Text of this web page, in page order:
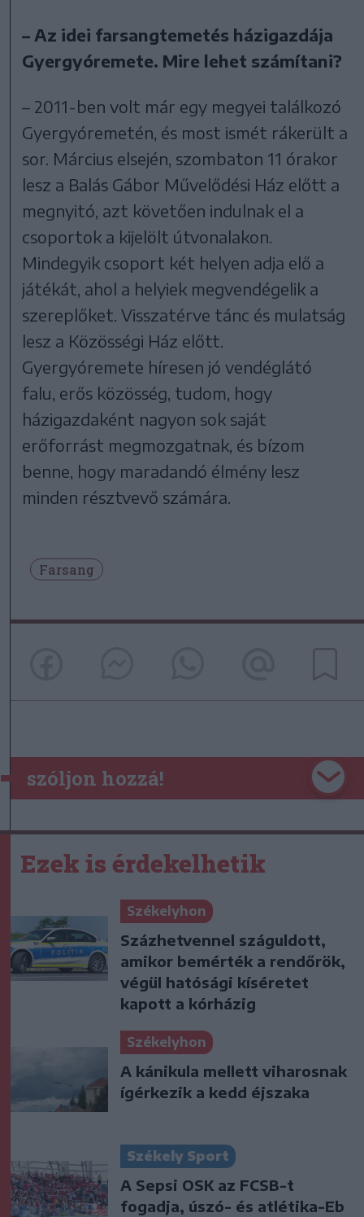
– Az idei farsangtemetés házigazdája
Gyergyóremete. Mire lehet számítani?
– 2011-ben volt már egy megyei találkozó
Gyergyóremetén, és most ismét rákerült a
sor. Március elsején, szombaton 11 órakor
lesz a Balás Gábor Művelődési Ház előtt a
megnyitó, azt követően indulnak el a
csoportok a kijelölt útvonalakon.
Mindegyik csoport két helyen adja elő a
játékát, ahol a helyiek megvendégelik a
szereplőket. Visszatérve tánc és mulatság
lesz a Közösségi Ház előtt.
Gyergyóremete híresen jó vendéglátó
falu, erős közösség, tudom, hogy
házigazdaként nagyon sok saját
erőforrást megmozgatnak, és bízom
benne, hogy maradandó élmény lesz
minden résztvevő számára.
Farsang
szóljon hozzá!
Ezek is érdekelhetik
Székelyhon
Százhetvennel száguldott,
amikor bemérték a rendőrök,
végül hatósági kíséretet
kapott a kórházig
Székelyhon
A kánikula mellett viharosnak
ígérkezik a kedd éjszaka
Székely Sport
A Sepsi OSK az FCSB-t
fogadja, úszó- és atlétika-Eb